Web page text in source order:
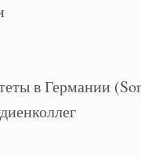
в Германии